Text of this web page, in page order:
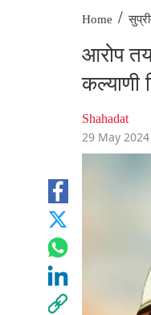
Home /
आरोप तय
कल्याणी
Shahadat
29 May